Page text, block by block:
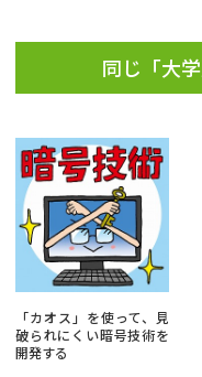
過去問題集
留学・進学関連、塾・予備校
求
高等学校卒業程度
同じ「大
「カオス」を使って、見
破られにくい暗号技術を
開発する